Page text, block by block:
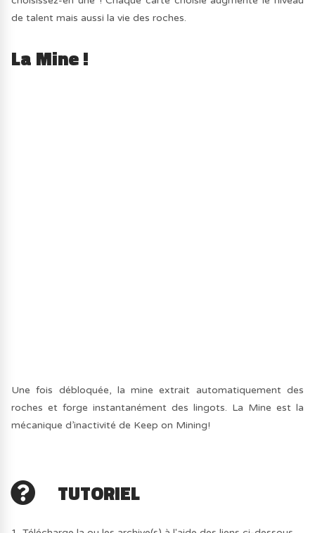
de talent mais aussi la vie des roches.
La Mine !
Une fois débloquée, la mine extrait automatiquement des
roches et forge instantanément des lingots. La Mine est la
mécanique d’inactivité de Keep on Mining!
TUTORIEL